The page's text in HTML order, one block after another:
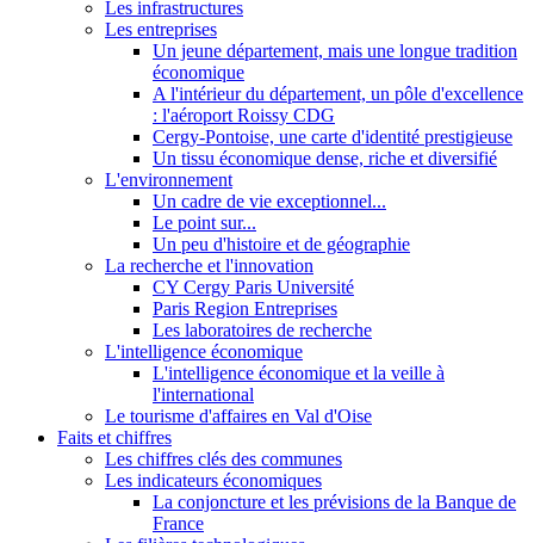
Les infrastructures
Les entreprises
Un jeune département, mais une longue tradition
économique
A l'intérieur du département, un pôle d'excellence
: l'aéroport Roissy CDG
Cergy-Pontoise, une carte d'identité prestigieuse
Un tissu économique dense, riche et diversifié
L'environnement
Un cadre de vie exceptionnel...
Le point sur...
Un peu d'histoire et de géographie
La recherche et l'innovation
CY Cergy Paris Université
Paris Region Entreprises
Les laboratoires de recherche
L'intelligence économique
L'intelligence économique et la veille à
l'international
Le tourisme d'affaires en Val d'Oise
Faits et chiffres
Les chiffres clés des communes
Les indicateurs économiques
La conjoncture et les prévisions de la Banque de
France